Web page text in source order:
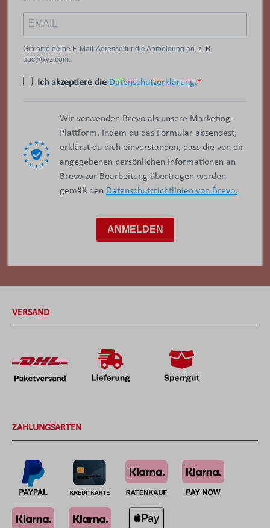
Gib bitte deine E-Mail-Adresse für die Anmeldung an, z. B.
abc@xyz.com.
Ich akzeptiere die Datenschutzerklärung.
Wir verwenden Brevo als unsere Marketing-
Plattform. Indem du das Formular absendest,
erklärst du dich einverstanden, dass die von dir
angegebenen persönlichen Informationen an
Brevo zur Bearbeitung übertragen werden
gemäß den Datenschutzrichtlinien von Brevo.
ANMELDEN
VERSAND
ZAHLUNGSARTEN